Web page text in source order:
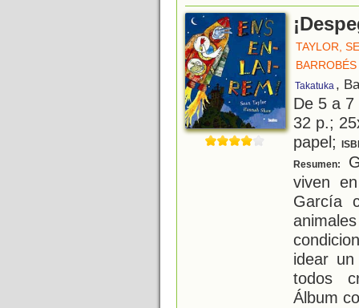
TAYLOR,
Takatuka ,
De 5 a
32 p.;
papel;
Resumen:
viven
García
idear
todos
Álbum